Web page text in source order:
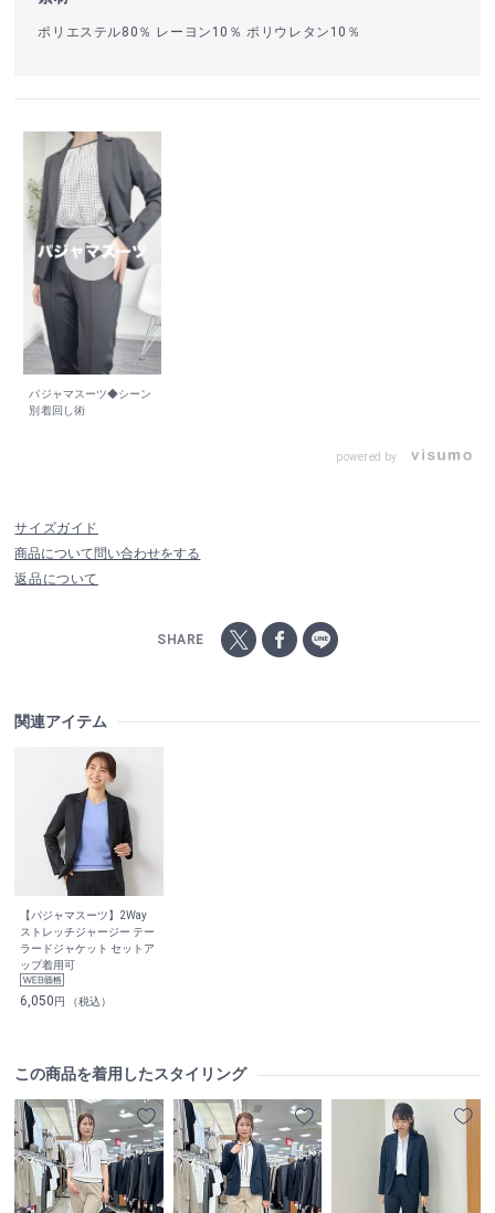
ポリエステル80％ レーヨン10％ ポリウレタン10％
パジャマスーツ◆シーン
別着回し術
powered by
サイズガイド
商品について問い合わせをする
返品について
SHARE
関連アイテム
【パジャマスーツ】2Way
ストレッチジャージー テー
ラードジャケット セットア
ップ着用可
6,050円 （税込）
この商品を着用したスタイリング